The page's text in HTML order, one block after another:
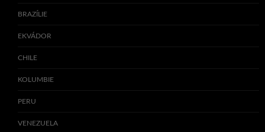
BRAZÍLIE
EKVÁDOR
CHILE
KOLUMBIE
PERU
VENEZUELA